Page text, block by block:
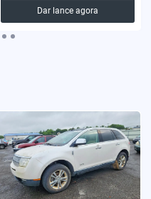
Dar lance agora